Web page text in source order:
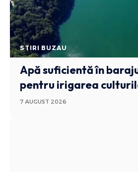
STIRI BUZAU
Apă suficientă în
pentru irigarea
7 AUGUST 2026